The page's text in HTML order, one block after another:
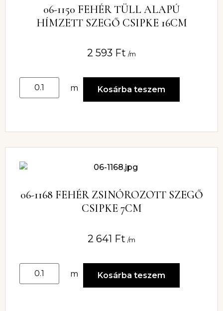
06-1150 FEHÉR TÜLL ALAPÚ
HÍMZETT SZEGŐ CSIPKE 16CM
2 593 Ft /m
m Kosárba teszem
06-1168 FEHÉR ZSINÓROZOTT SZEGŐ
CSIPKE 7CM
2 641 Ft /m
m Kosárba teszem